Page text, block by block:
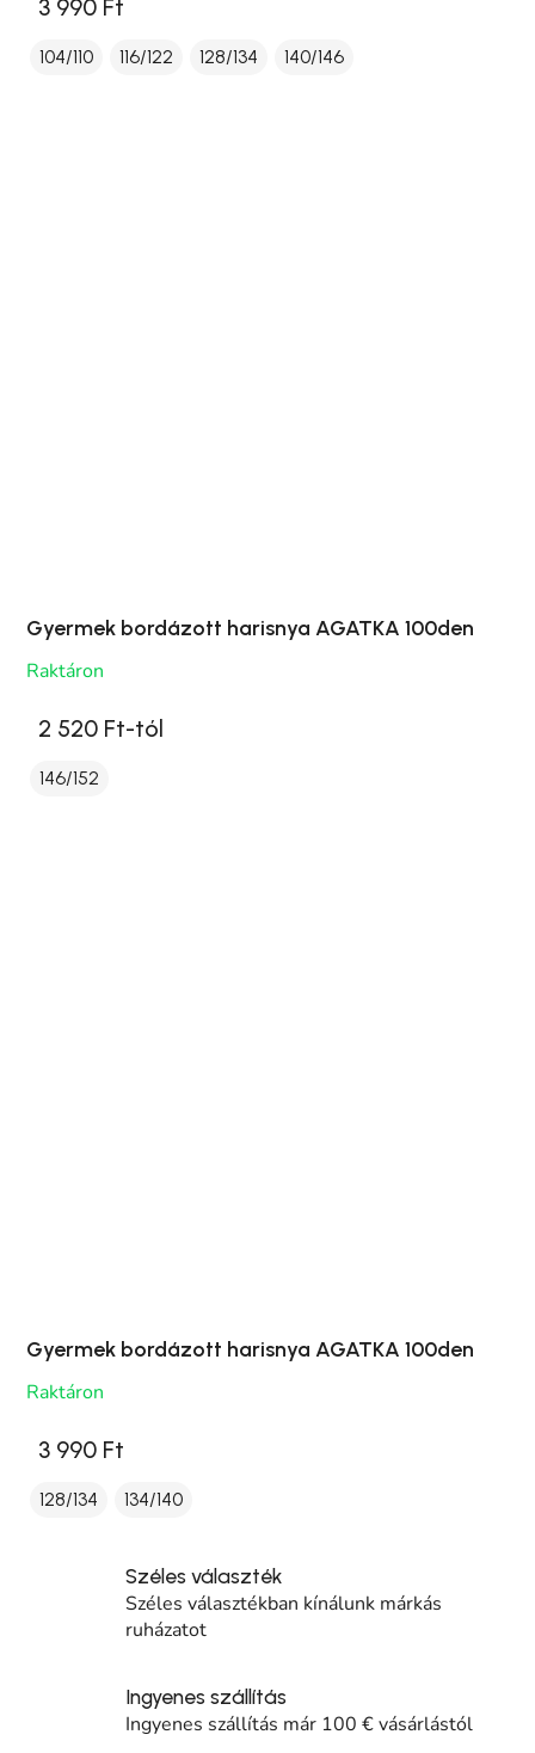
3 990 Ft
104/110 116/122 128/134 140/146
Gyermek bordázott harisnya AGATKA 100den
Raktáron
2 520 Ft-tól
146/152
Gyermek bordázott harisnya AGATKA 100den
Raktáron
3 990 Ft
128/134 134/140
Széles választék
Széles választékban kínálunk márkás
ruházatot
Ingyenes szállítás
Ingyenes szállítás már 100 € vásárlástól